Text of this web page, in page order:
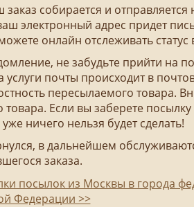
собирается и отправляется
электронный адрес придет
онлайн отслеживать
не забудьте прийти на
услуги почты происходит в
пересылаемого товара.
Если вы заберете
ничего нельзя будет сделать!
в дальнейшем
заказа.
посылок из Москвы в города
Федерации >>